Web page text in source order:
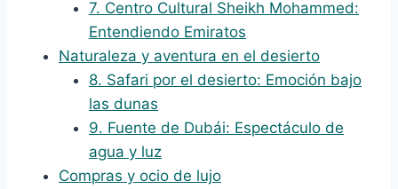
7. Centro Cultural Sheikh Mohammed:
Entendiendo Emiratos
Naturaleza y aventura en el desierto
8. Safari por el desierto: Emoción bajo
las dunas
9. Fuente de Dubái: Espectáculo de
agua y luz
Compras y ocio de lujo